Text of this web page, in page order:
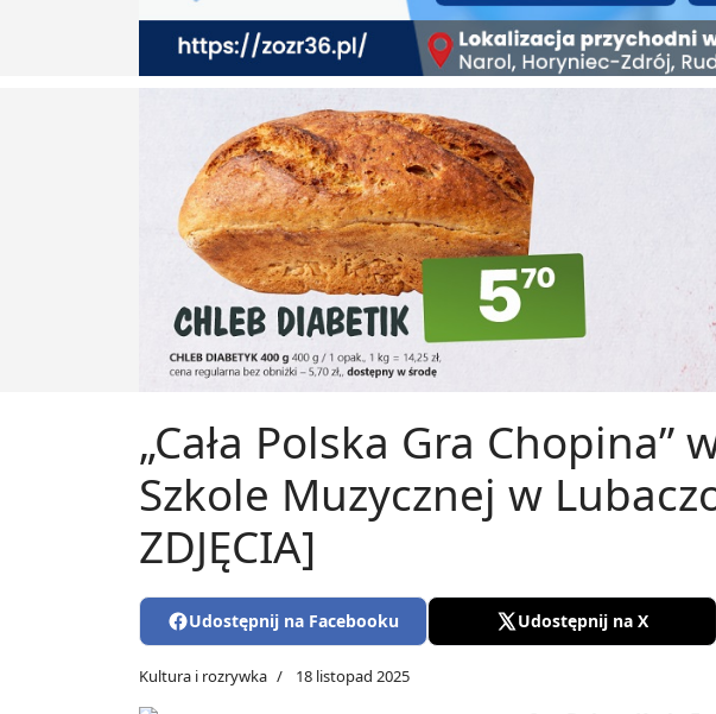
„Cała Polska Gra Chopina”
Szkole Muzycznej w
ZDJĘCIA]
Udostępnij na Facebooku Udostępnij na X
Kultura i rozrywka 18 listopad 2025